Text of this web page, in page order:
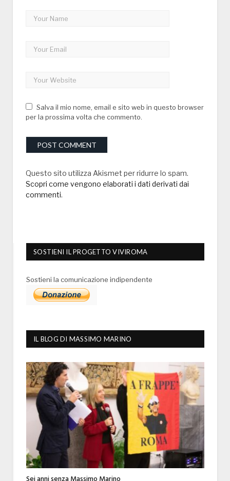
Salva il mio nome, email e sito web in questo browser
per la prossima volta che commento.
Questo sito utilizza Akismet per ridurre lo spam.
Scopri come vengono elaborati i dati derivati dai
commenti.
SOSTIENI IL PROGETTO VIVIROMA
Sostieni la comunicazione indipendente
IL BLOG DI MASSIMO MARINO